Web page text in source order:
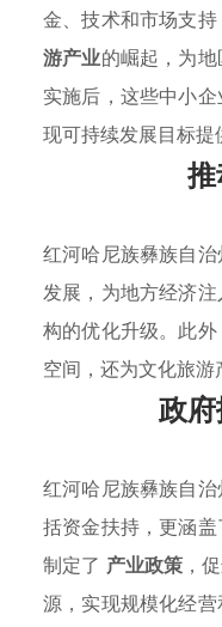
金、技术和市场支
游产业的崛起，为
实施后，这些中小
现可持续发展目标提
红河哈尼族彝族自
发展，为地方经济
构的优化升级。此
空间，还为文化旅
政
红河哈尼族彝族自治
括资金扶持，更涵
制定了 产业政策 ，
源，实现规模化经